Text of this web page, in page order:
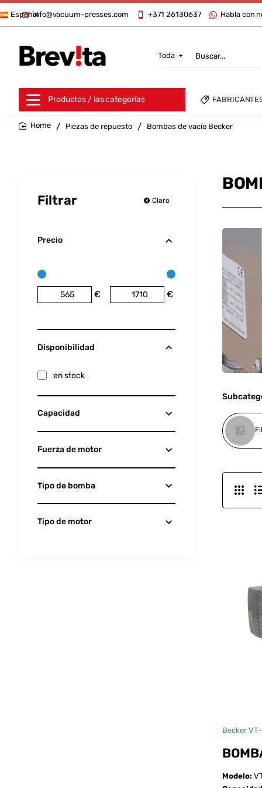
info@vacuum-presses.com +371 26130637 Habla con
Español
Toda
Buscar...
Productos / las categorías
Piezas de repuesto Bombas de vacío Becker
Filtrar Claro
Precio
€ €
Disponibilidad
en stock
Capacidad
Fuerza de motor
Tipo de bomba
Tipo de motor
Becker
Modelo: